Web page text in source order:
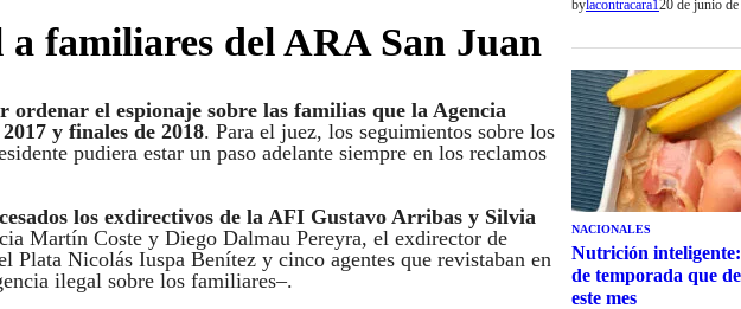
familiares del ARA San Juan
el espionaje sobre las familias que la Agencia
y finales de 2018. Para el juez, los seguimientos sobre los
pudiera estar un paso adelante siempre en los reclamos
los exdirectivos de la AFI Gustavo Arribas y Silvia
Martín Coste y Diego Dalmau Pereyra, el exdirector de
Nicolás Iuspa Benítez y cinco agentes que revistaban en
ilegal sobre los familiares–.
bylacontracara120 de junio
NACIONALES
Nutrición
de temporada que
este mes